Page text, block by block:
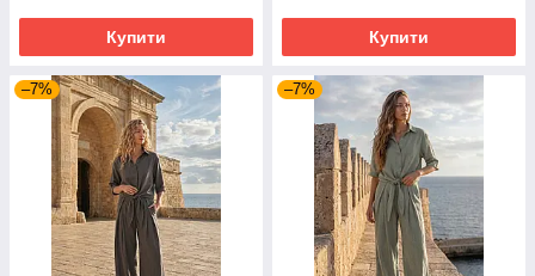
Купити Купити
–7% –7%